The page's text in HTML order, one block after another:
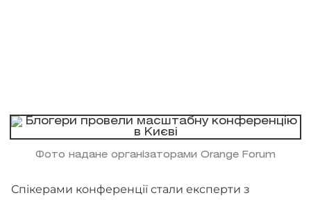
Фото надане організаторами Orange Forum
Спікерами конференції стали експерти з